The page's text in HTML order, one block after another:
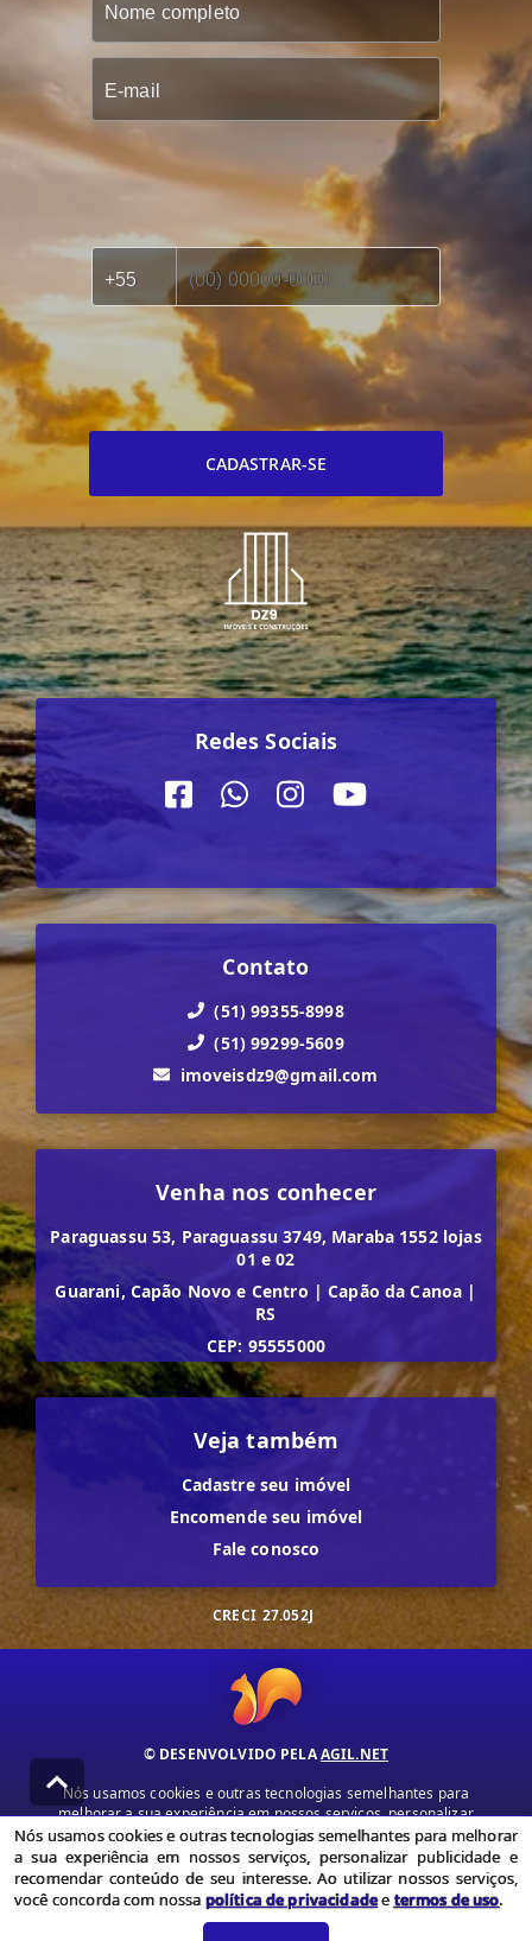
CADASTRAR-SE
Redes Sociais
Contato
(51) 99355-8998
(51) 99299-5609
imoveisdz9@gmail.com
Venha nos conhecer
Paraguassu 53, Paraguassu 3749, Maraba 1552 lojas
01 e 02
Guarani, Capão Novo e Centro | Capão da Canoa |
RS
CEP: 95555000
Veja também
Cadastre seu imóvel
Encomende seu imóvel
Fale conosco
CRECI 27.052J
© DESENVOLVIDO PELAAGIL.NET
Nós usamos cookies e outras tecnologias semelhantes para
melhorar a sua experiência em nossos serviços, personalizar
publicidade e recomendar conteúdo de seu interesse. Ao utilizar
nossos serviços, você concorda com nossa política de privacidade e
termos de uso.
Política de Privacidade Termos de uso
Nós usamos cookies e outras tecnologias semelhantes para melhorar
a sua experiência em nossos serviços, personalizar publicidade e
recomendar conteúdo de seu interesse. Ao utilizar nossos serviços,
você concorda com nossa política de privacidadeetermos de uso.